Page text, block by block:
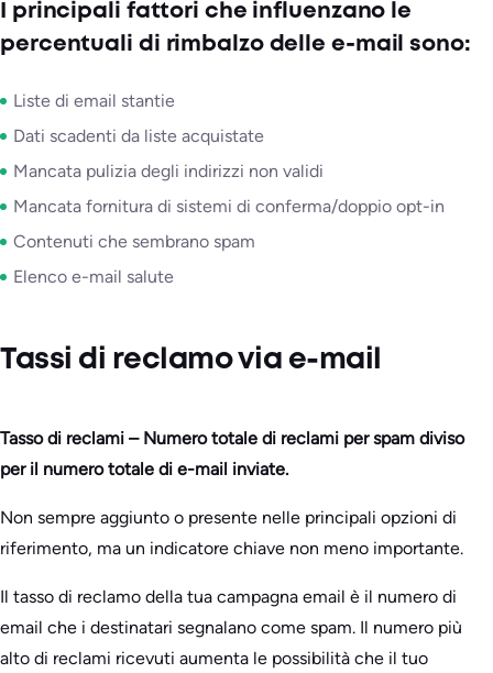
I principali fattori che influenzano le
percentuali di rimbalzo delle e-mail sono:
Liste di email stantie
Dati scadenti da liste acquistate
Mancata pulizia degli indirizzi non validi
Mancata fornitura di sistemi di conferma/doppio opt-in
Contenuti che sembrano spam
Elenco e-mail salute
Tassi di reclamo via e-mail
Tasso di reclami – Numero totale di reclami per spam diviso
per il numero totale di e-mail inviate.
Non sempre aggiunto o presente nelle principali opzioni di
riferimento, ma un indicatore chiave non meno importante.
Il tasso di reclamo della tua campagna email è il numero di
email che i destinatari segnalano come spam. Il numero più
alto di reclami ricevuti aumenta le possibilità che il tuo